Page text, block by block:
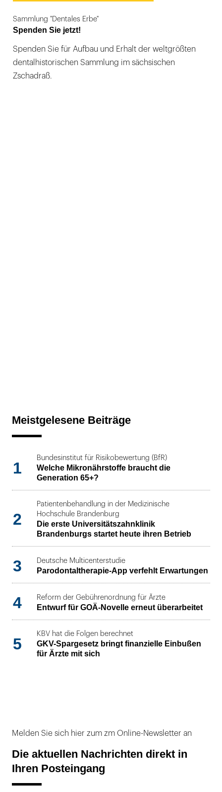
Sammlung "Dentales Erbe"
Spenden Sie jetzt!
Spenden Sie für Aufbau und Erhalt der weltgrößten
dentalhistorischen Sammlung im sächsischen
Zschadraß.
Meistgelesene Beiträge
1
Bundesinstitut für Risikobewertung (BfR)
Welche Mikronährstoffe braucht die
Generation 65+?
2
Patientenbehandlung in der Medizinische
Hochschule Brandenburg
Die erste Universitätszahnklinik
Brandenburgs startet heute ihren Betrieb
3 Deutsche Multicenterstudie
Parodontaltherapie-App verfehlt Erwartungen
4 Reform der Gebührenordnung für Ärzte
Entwurf für GOÄ-Novelle erneut überarbeitet
5
KBV hat die Folgen berechnet
GKV-Spargesetz bringt finanzielle Einbußen
für Ärzte mit sich
Melden Sie sich hier zum zm Online-Newsletter an
Die aktuellen Nachrichten direkt in
Ihren Posteingang